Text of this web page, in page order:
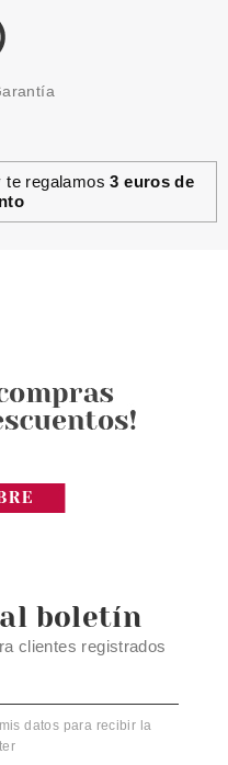
te regalamos3 euros de
boletín
clientes registrados
datos para recibir la